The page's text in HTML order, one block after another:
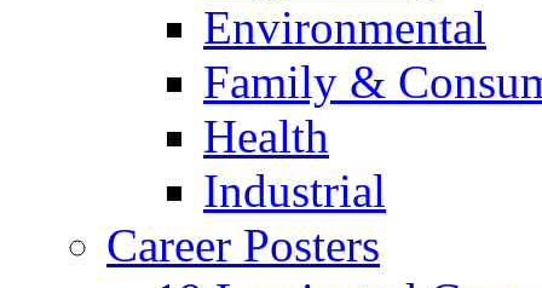
Environmental
Family &
Health
Industrial
Career Posters